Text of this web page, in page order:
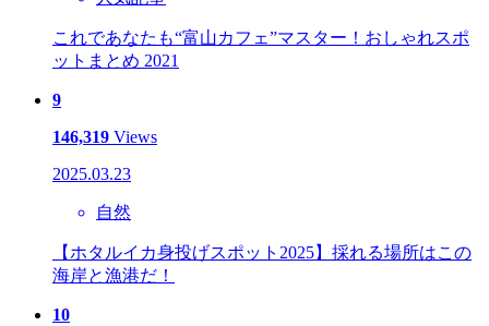
これであなたも“富山カフェ”マスター！おしゃれスポ
ットまとめ 2021
9
146,319 Views
2025.03.23
自然
【ホタルイカ身投げスポット2025】採れる場所はこの
海岸と漁港だ！
10